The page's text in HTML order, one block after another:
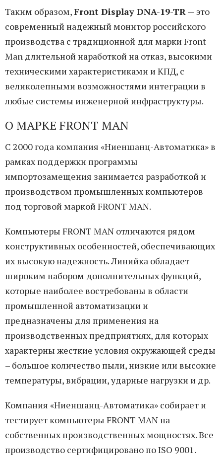
Таким образом,Front Display DNA-19-TR— это
современный надежный монитор российского
производства с традиционной для марки Front
Man длительной наработкой на отказ, высокими
техническими характеристиками и КПД, с
великолепными возможностями интеграции в
любые системы инженерной инфраструктуры.
О МАРКЕ FRONT MAN
С 2000 года компания «Ниеншанц-Автоматика» в
рамках поддержки программы
импортозамещения занимается разработкой и
производством промышленных компьютеров
под торговой маркой FRONT MAN.
Компьютеры FRONT MAN отличаются рядом
конструктивных особенностей, обеспечивающих
их высокую надежность. Линийка обладает
широким набором дополнительных функций,
которые наиболее востребованы в области
промышленной автоматизации и
предназначены для применения на
производственных предприятиях, для которых
характерны жесткие условия окружающей среды
– большое количество пыли, низкие или высокие
температуры, вибрации, ударные нагрузки и др.
Компания «Ниеншанц-Автоматика» собирает и
тестирует компьютеры FRONT MAN на
собственных производственных мощностях. Все
производство сертифицировано по ISO 9001.